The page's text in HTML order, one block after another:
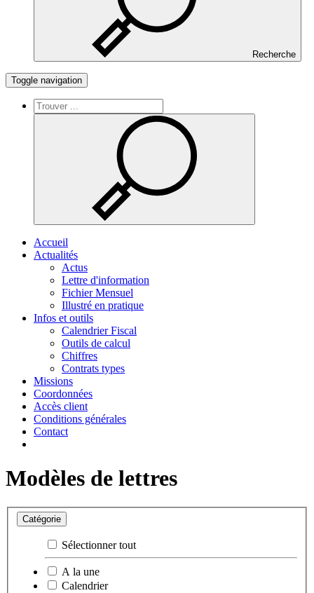
Recherche
Toggle navigation
Accueil
Actualités
Actus
Lettre d'information
Fichier Mensuel
Illustré en pratique
Infos et outils
Calendrier Fiscal
Outils de calcul
Chiffres
Contrats types
Missions
Coordonnées
Accès client
Conditions générales
Contact
Modèles de lettres
Catégorie
Sélectionner tout
A la une
Calendrier